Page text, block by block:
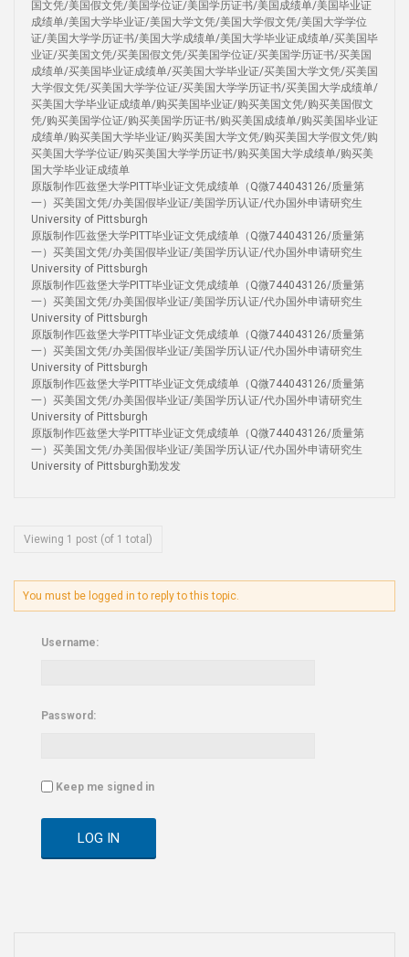
国文凭/美国假文凭/美国学位证/美国学历证书/美国成绩单/美国毕业证
成绩单/美国大学毕业证/美国大学文凭/美国大学假文凭/美国大学学位
证/美国大学学历证书/美国大学成绩单/美国大学毕业证成绩单/买美国毕
业证/买美国文凭/买美国假文凭/买美国学位证/买美国学历证书/买美国
成绩单/买美国毕业证成绩单/买美国大学毕业证/买美国大学文凭/买美国
大学假文凭/买美国大学学位证/买美国大学学历证书/买美国大学成绩单/
买美国大学毕业证成绩单/购买美国毕业证/购买美国文凭/购买美国假文
凭/购买美国学位证/购买美国学历证书/购买美国成绩单/购买美国毕业证
成绩单/购买美国大学毕业证/购买美国大学文凭/购买美国大学假文凭/购
买美国大学学位证/购买美国大学学历证书/购买美国大学成绩单/购买美
国大学毕业证成绩单
原版制作匹兹堡大学PITT毕业证文凭成绩单（Q微744043126/质量第
一）买美国文凭/办美国假毕业证/美国学历认证/代办国外申请研究生
University of Pittsburgh
原版制作匹兹堡大学PITT毕业证文凭成绩单（Q微744043126/质量第
一）买美国文凭/办美国假毕业证/美国学历认证/代办国外申请研究生
University of Pittsburgh
原版制作匹兹堡大学PITT毕业证文凭成绩单（Q微744043126/质量第
一）买美国文凭/办美国假毕业证/美国学历认证/代办国外申请研究生
University of Pittsburgh
原版制作匹兹堡大学PITT毕业证文凭成绩单（Q微744043126/质量第
一）买美国文凭/办美国假毕业证/美国学历认证/代办国外申请研究生
University of Pittsburgh
原版制作匹兹堡大学PITT毕业证文凭成绩单（Q微744043126/质量第
一）买美国文凭/办美国假毕业证/美国学历认证/代办国外申请研究生
University of Pittsburgh
原版制作匹兹堡大学PITT毕业证文凭成绩单（Q微744043126/质量第
一）买美国文凭/办美国假毕业证/美国学历认证/代办国外申请研究生
University of Pittsburgh勤发发
Viewing 1 post (of 1 total)
You must be logged in to reply to this topic.
Username:
Password:
Keep me signed in
LOG IN